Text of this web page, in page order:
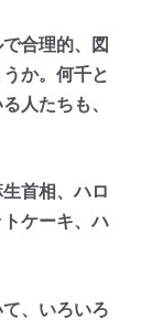
合理的、図
か。何千と
人たちも、
首相、ハロ
ケーキ、ハ
、いろいろ